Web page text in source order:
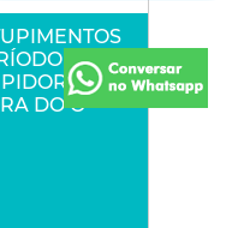
DE
NA
DO Ó